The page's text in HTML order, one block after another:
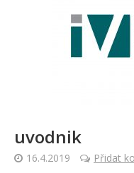
uvodnik
16.4.2019 Přidat